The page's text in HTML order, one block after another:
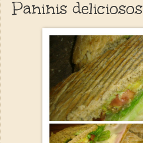
Paninis deliciosos